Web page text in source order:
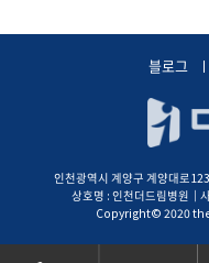
블로그
인천광역시 계양구 계양대로
상호명 : 인천더드림병원│
Copyright© 2020